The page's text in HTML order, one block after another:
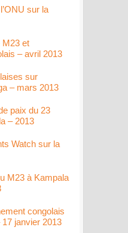
sur la
M23 et
– avril 2013
sur
– mars 2013
paix du 23
– 2013
Watch sur la
M23 à Kampala
congolais
janvier 2013